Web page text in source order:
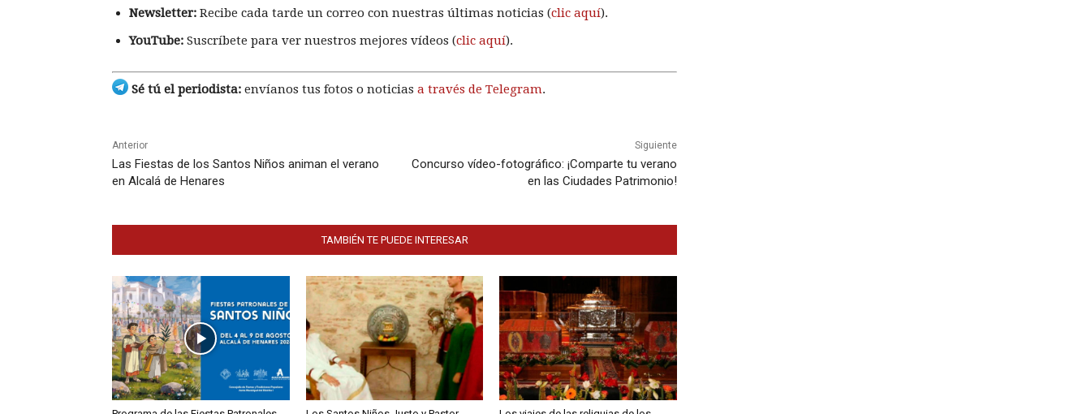
Newsletter: Recibe cada tarde un correo con nuestras últimas noticias (clic aquí).
YouTube: Suscríbete para ver nuestros mejores vídeos (clic aquí).
Sé tú el periodista: envíanos tus fotos o noticias a través de Telegram.
Anterior
Las Fiestas de los Santos Niños animan el verano
en Alcalá de Henares
Siguiente
Concurso vídeo-fotográfico: ¡Comparte tu verano
en las Ciudades Patrimonio!
TAMBIÉN TE PUEDE INTERESAR